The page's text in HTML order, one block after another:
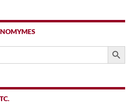
SEARCH